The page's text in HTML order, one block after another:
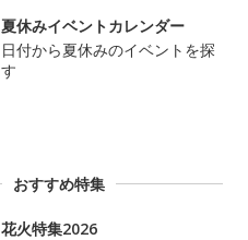
夏休みイベントカレンダー
日付から夏休みのイベントを探
す
おすすめ特集
花火特集2026